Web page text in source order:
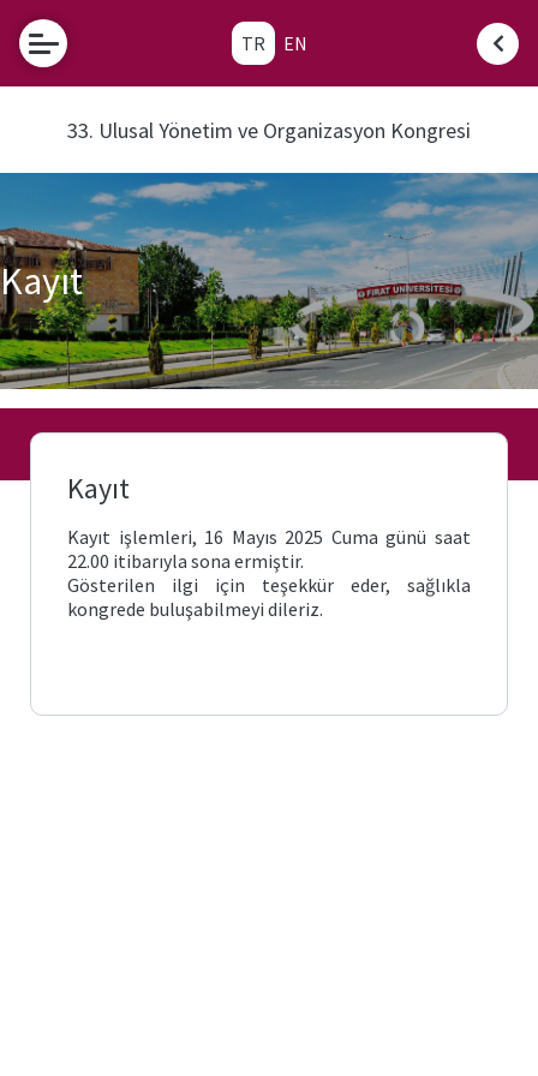
TR EN
Bildiri
Gönderimi
33. Ulusal Yönetim ve Organizasyon Kongresi
Kayıt
Kayıt
Kayıt işlemleri, 16 Mayıs 2025 Cuma günü saat
22.00 itibarıyla sona ermiştir.
Gösterilen ilgi için teşekkür eder, sağlıkla
kongrede buluşabilmeyi dileriz.